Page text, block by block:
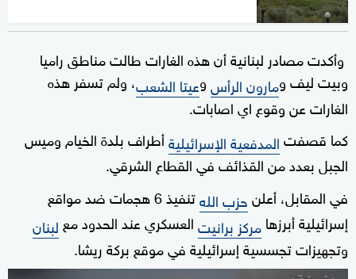
وأكدت مصادر لبنانية أن هذه الغارات طالت مناطق راميا
وبيت ليف ومارون الرأسوعيتا الشعب، ولم تسفر هذه
الغارات عن وقوع اي اصابات.
كما قصفتالمدفعية الإسرائيليةأطراف بلدة الخيام وميس
الجبل بعدد من القذائف في القطاع الشرقي.
في المقابل، أعلنحزب الله
تنفيذ 6 هجمات ضد مواقع
إسرائيلية أبرزهامركز برانيتالعسكري عند الحدود معلبنان
وتجهيزات تجسسية إسرائيلية في موقع بركة ريشا.